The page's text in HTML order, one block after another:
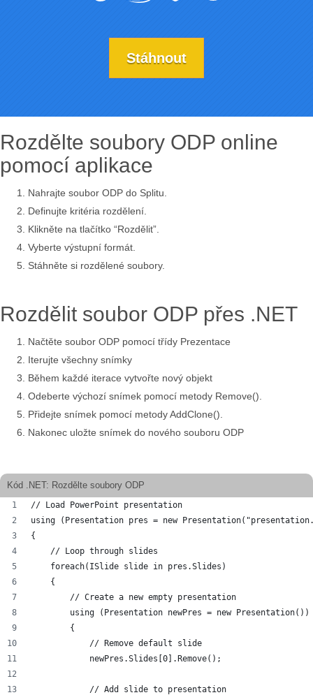
Stáhnout
Rozdělte soubory ODP online
pomocí aplikace
Nahrajte soubor ODP do Splitu.
Definujte kritéria rozdělení.
Klikněte na tlačítko “Rozdělit”.
Vyberte výstupní formát.
Stáhněte si rozdělené soubory.
Rozdělit soubor ODP přes .NET
Načtěte soubor ODP pomocí třídy Prezentace
Iterujte všechny snímky
Během každé iterace vytvořte nový objekt
Odeberte výchozí snímek pomocí metody Remove().
Přidejte snímek pomocí metody AddClone().
Nakonec uložte snímek do nového souboru ODP
Kód .NET: Rozdělte soubory ODP
// Load PowerPoint presentation
using (Presentation pres = new
{
    // Loop through slides
    foreach(ISlide slide in pres.Slides)
    {
        // Create a new empty presentation
        using (Presentation newPres = new Presentation())
        {
            // Remove default slide
            newPres.Slides[0].Remove();
            // Add slide to presentation